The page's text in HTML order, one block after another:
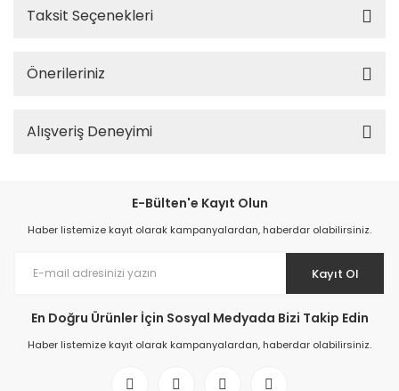
Taksit Seçenekleri
Önerileriniz
Alışveriş Deneyimi
E-Bülten'e Kayıt Olun
Haber listemize kayıt olarak kampanyalardan, haberdar olabilirsiniz.
Kayıt Ol
En Doğru Ürünler İçin Sosyal Medyada Bizi Takip Edin
Haber listemize kayıt olarak kampanyalardan, haberdar olabilirsiniz.